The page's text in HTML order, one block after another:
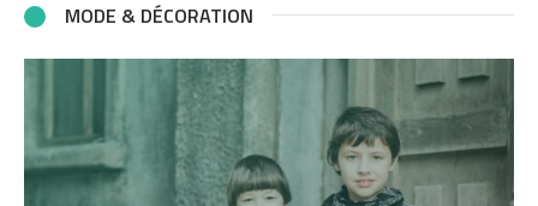
MODE & DÉCORATION